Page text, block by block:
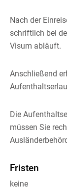
Nach der
schriftlich bei
Visum abläuft.
Anschließend
Die
müssen Sie
Fristen
keine